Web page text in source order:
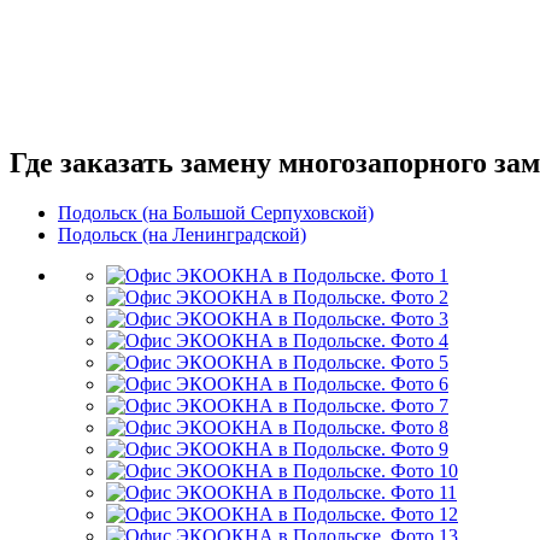
Где заказать замену многозапорного
Подольск (на Большой Серпуховской)
Подольск (на Ленинградской)